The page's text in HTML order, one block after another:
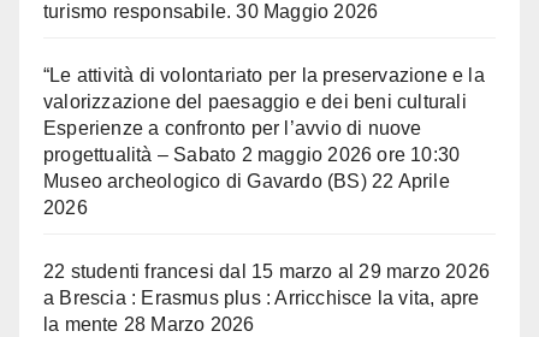
turismo responsabile. 30 Maggio 2026
“Le attività di volontariato per la preservazione e la
valorizzazione del paesaggio e dei beni culturali
Esperienze a confronto per l’avvio di nuove
progettualità – Sabato 2 maggio 2026 ore 10:30
Museo archeologico di Gavardo (BS) 22 Aprile
2026
22 studenti francesi dal 15 marzo al 29 marzo 2026
a Brescia : Erasmus plus : Arricchisce la vita, apre
la mente 28 Marzo 2026